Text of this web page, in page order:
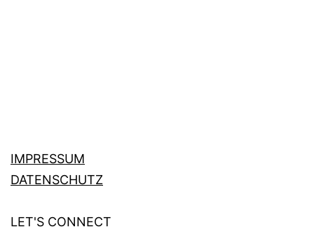
IMPRESSUM
DATENSCHUTZ
LET'S CONNECT